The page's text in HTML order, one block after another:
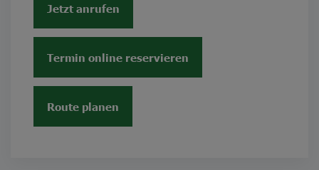
Jetzt anrufen
Termin online reservieren
Route planen